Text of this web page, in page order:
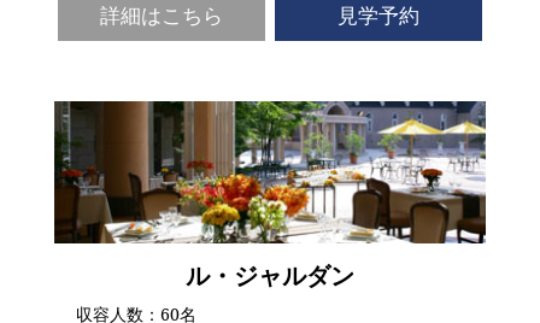
詳細はこちら 見学予約
ル・ジャルダン
収容人数：60名